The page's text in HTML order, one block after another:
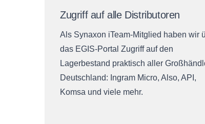
Zugriff auf alle Distributoren
Als Synaxon iTeam-Mitglied haben wir
das EGIS-Portal Zugriff auf den
Lagerbestand praktisch aller
Deutschland: Ingram Micro, Also, API,
Komsa und viele mehr.